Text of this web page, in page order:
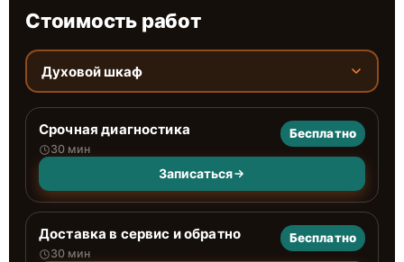
Стоимость работ
Духовой шкаф
Срочная диагностика
30 мин
Бесплатно
Записаться
Доставка в сервис и обратно
30 мин
Бесплатно